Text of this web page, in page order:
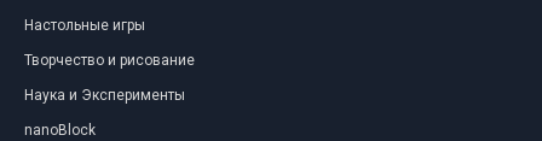
Настольные игры
Творчество и рисование
Наука и Эксперименты
nanoBlock